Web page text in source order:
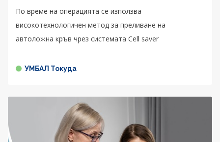
По време на операцията се използва
високотехнологичен метод за преливане на
автоложна кръв чрез системата Cell saver
УМБАЛ Токуда